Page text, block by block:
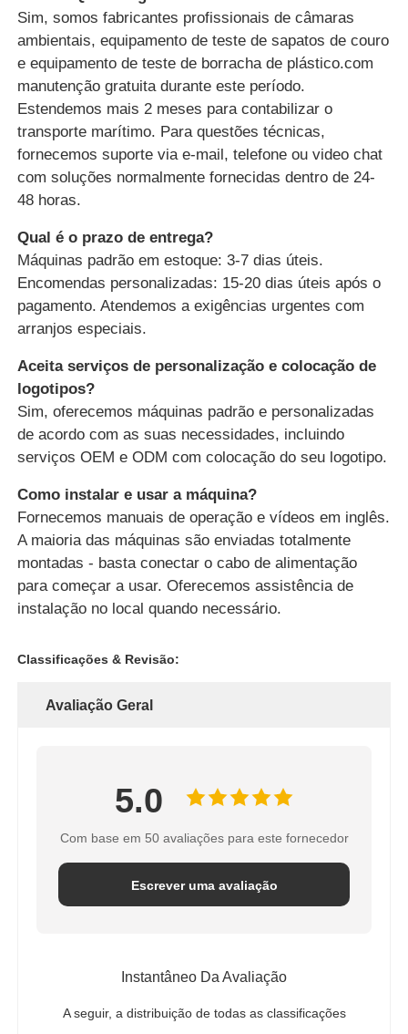
Sim, somos fabricantes profissionais de câmaras
ambientais, equipamento de teste de sapatos de couro
e equipamento de teste de borracha de plástico.com
manutenção gratuita durante este período.
Estendemos mais 2 meses para contabilizar o
transporte marítimo. Para questões técnicas,
fornecemos suporte via e-mail, telefone ou video chat
com soluções normalmente fornecidas dentro de 24-
48 horas.
Qual é o prazo de entrega?
Máquinas padrão em estoque: 3-7 dias úteis.
Encomendas personalizadas: 15-20 dias úteis após o
pagamento. Atendemos a exigências urgentes com
arranjos especiais.
Aceita serviços de personalização e colocação de
logotipos?
Sim, oferecemos máquinas padrão e personalizadas
de acordo com as suas necessidades, incluindo
serviços OEM e ODM com colocação do seu logotipo.
Como instalar e usar a máquina?
Fornecemos manuais de operação e vídeos em inglês.
A maioria das máquinas são enviadas totalmente
montadas - basta conectar o cabo de alimentação
para começar a usar. Oferecemos assistência de
instalação no local quando necessário.
Classificações & Revisão:
Avaliação Geral
5.0
Com base em 50 avaliações para este fornecedor
Escrever uma avaliação
Instantâneo Da Avaliação
A seguir, a distribuição de todas as classificações